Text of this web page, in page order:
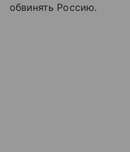
обвинять Россию.